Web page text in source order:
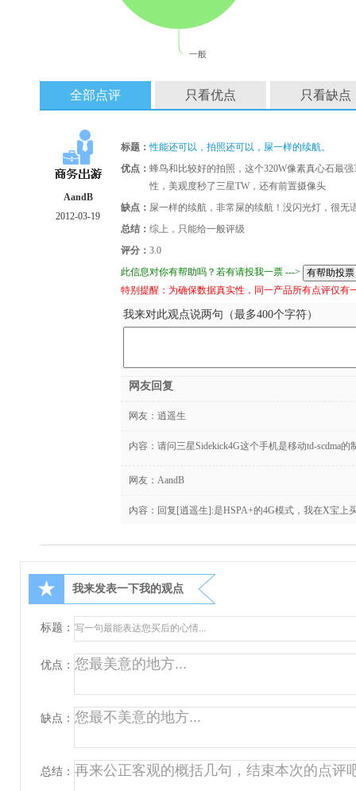
一般
全部点评 只看优点 只看缺点
AandB
2012-03-19
标题：性能还可以，拍照还可以，屎一样的续航。
优点： 蜂鸟和比较好的拍照，这个320W像素真心石最
性，美观度秒了三星TW，还有前置摄像头
缺点： 屎一样的续航，非常屎的续航！没闪光灯，很无
总结： 综上，只能给一般评级
评分： 3.0
此信息对你有帮助吗？若有请投我一票 --->
特别提醒：为确保数据真实性，同一产品所有点评仅有
我来对此观点说两句（最多400个字符）
网友回复
网友： 逍遥生
内容：请问三星Sidekick4G这个手机是移动td-scdma
网友： AandB
内容：回复[逍遥生]:是HSPA+的4G模式，我在X宝上
★ 我来发表一下我的观点
标题：
优点：
缺点：
总结：